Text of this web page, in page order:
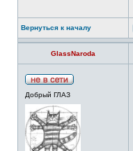
Вернуться к началу
GlassNaroda
Добрый ГЛАЗ